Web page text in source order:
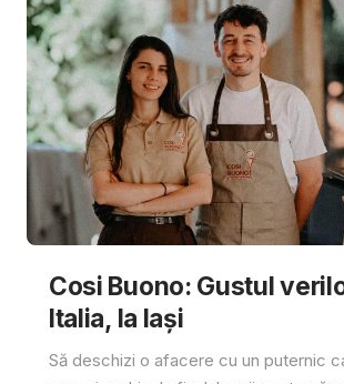
Cosi Buono: Gustul
Italia, la Iași
Să deschizi o afacere cu un puternic